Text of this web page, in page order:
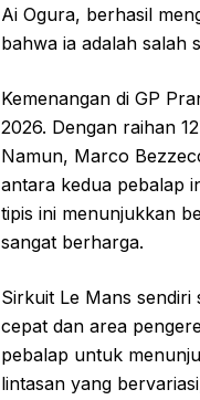
Ai Ogura, berhasil
bahwa ia adalah salah
Kemenangan di GP
2026. Dengan raihan
Namun, Marco
antara kedua pebalap
tipis ini menunjukkan
sangat berharga.
Sirkuit Le Mans
cepat dan area
pebalap untuk
lintasan yang